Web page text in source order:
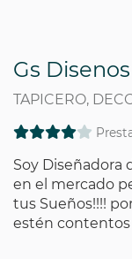
Gs
TAPICERO,
Soy Diseñadora
en el mercado
tus Sueños!!!!
estén contentos